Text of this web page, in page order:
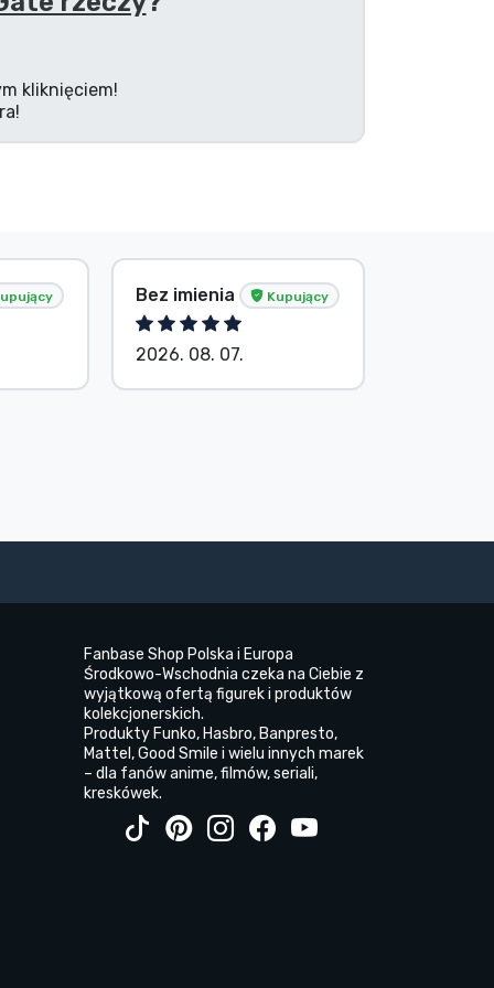
kliknięciem!
Bez imienia Kupujący
2026. 08. 07.
Fanbase Shop Polska i Europa
Środkowo-Wschodnia czeka na Ciebie z
wyjątkową ofertą figurek i produktów
kolekcjonerskich.
Produkty Funko, Hasbro, Banpresto,
Mattel, Good Smile i wielu innych marek
– dla fanów anime, filmów, seriali,
kreskówek.